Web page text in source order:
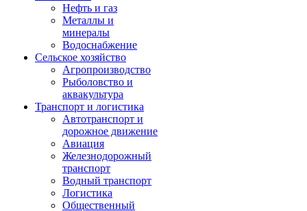
Нефть и газ
Металлы и
минералы
Водоснабжение
Сельское хозяйство
Агропроизводство
Рыболовство и
аквакультура
Транспорт и логистика
Автотранспорт и
дорожное движение
Авиация
Железнодорожный
транспорт
Водный транспорт
Логистика
Общественный